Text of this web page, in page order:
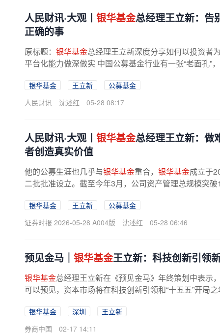
人民财讯·大观丨 银华基金总经理王立新：告
正确的事
原标题： 银华基金总经理王立新深度分享如何以投资者
平台化能力做深做实 中国公募基金行业有一张“老面孔”
银华基金 王立新
公募基金
人民财讯
沈述红 05-28 08:17
人民财讯·大观丨 银华基金总经理王立新：做
者创造真实价值
他的公募生涯也几乎与银华基金重合， 银华基金成立于
二批批准设立。截至今年3月，公司资产管理总规模突
银华基金 王立新
公募基金
证券时报 2026-05-28 A004版
沈述红 05-28 06:46
预见金马｜ 银华基金王立新：科技创新引领
银华基金总经理王立新在《预见金马》年终策划中表示
可以预见，资本市场将在科技创新引领和“十五五”开局
银华基金 深圳
王立新
券商中国
02-17 14:11